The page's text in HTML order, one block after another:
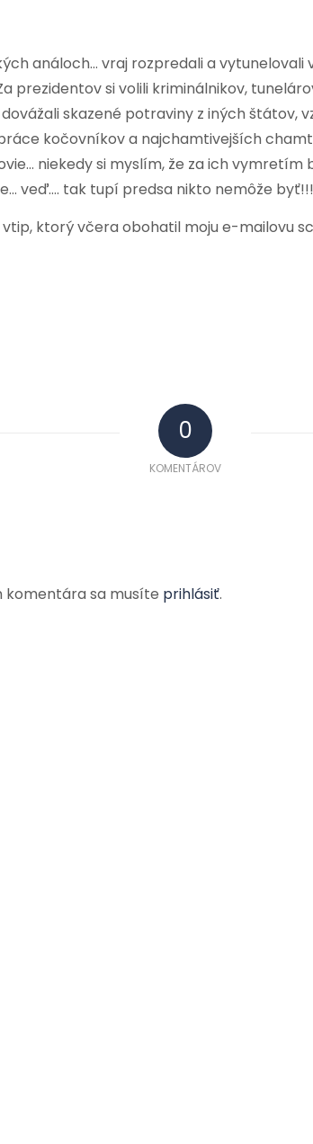
análoch… vraj rozpredali a
prezidentov si volili kriminálnikov,
skazené potraviny z iných štátov,
kočovníkov a najchamtivejších
niekedy si myslím, že za ich vymretím
veď…. tak tupí predsa nikto nemôže
ktorý včera obohatil moju e-mailovu
0
KOMENTÁROV
komentára sa musíte prihlásiť.